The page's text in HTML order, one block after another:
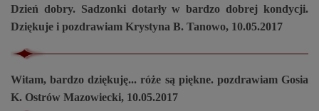
Dzień dobry. Sadzonki dotarły w bardzo dobrej kondycji.
Dziękuje i pozdrawiam Krystyna B. Tanowo, 10.05.2017
Witam, bardzo dziękuję... róże są piękne. pozdrawiam Gosia
K. Ostrów Mazowiecki, 10.05.2017